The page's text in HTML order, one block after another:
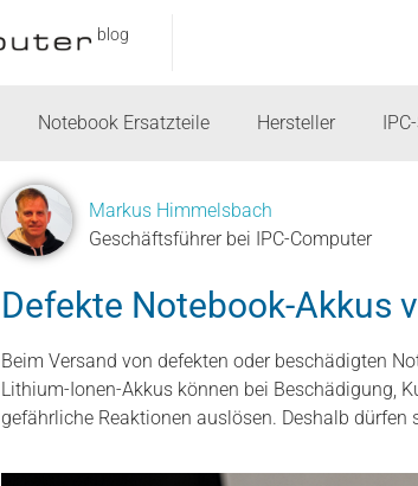
blog
Notebook Ersatzteile Hersteller
Markus Himmelsbach
Geschäftsführer bei IPC-Computer
Defekte Notebook-Akkus
Beim Versand von defekten oder beschädigten
Lithium-Ionen-Akkus können bei Beschädigung,
gefährliche Reaktionen auslösen. Deshalb